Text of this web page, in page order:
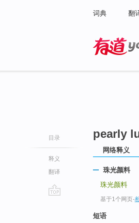
词典 翻
目录
释义
翻译
pearly
网络释义
珠光颜料
珠光颜料
基于1个网页-
短语